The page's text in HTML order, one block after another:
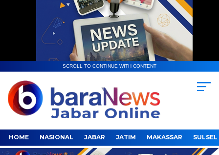
SCROLL TO CONTINUE WITH CONTENT
HOME NASIONAL JABAR JATIM MAKASSAR SULSEL